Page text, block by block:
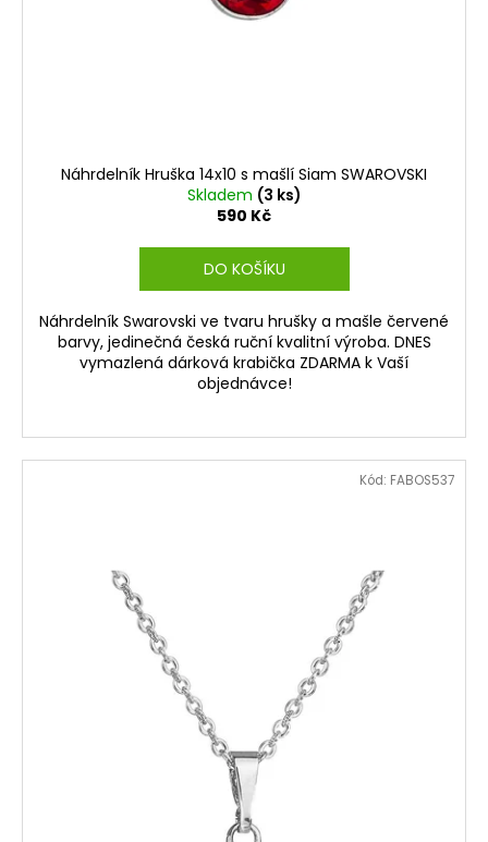
Náhrdelník Hruška 14x10 s mašlí Siam SWAROVSKI
Skladem (3 ks)
590 Kč
DO KOŠÍKU
Náhrdelník Swarovski ve tvaru hrušky a mašle červené
barvy, jedinečná česká ruční kvalitní výroba. DNES
vymazlená dárková krabička ZDARMA k Vaší
objednávce!
Kód: FABOS537